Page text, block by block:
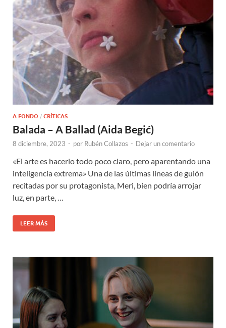
A FONDO / CRÍTICAS
Balada – A Ballad (Aida Begić)
8 diciembre, 2023 - por Rubén Collazos - Dejar un comentario
«El arte es hacerlo todo poco claro, pero aparentando una
inteligencia extrema» Una de las últimas líneas de guión
recitadas por su protagonista, Meri, bien podría arrojar
luz, en parte, …
LEER MÁS